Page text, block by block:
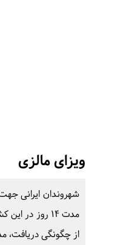
ویزای مالزی
شهروندان ایرانی
مدت 14 روز در این کشور اقامت داشته باشید. به خاطر داشته باشید چنانچه قصد دارید
از چگونگی دریافت،